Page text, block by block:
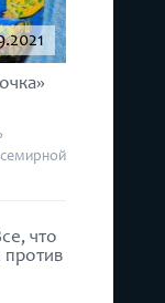
что
против